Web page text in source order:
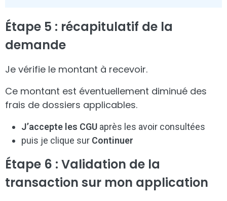
Étape 5 : récapitulatif de la
demande
Je vérifie le montant à recevoir.
Ce montant est éventuellement diminué des
frais de dossiers applicables.
J’accepte les CGU après les avoir consultées
puis je clique sur Continuer
Étape 6 : Validation de la
transaction sur mon application